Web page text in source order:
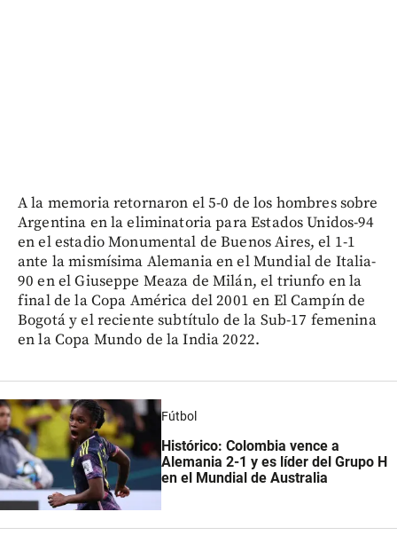
A la memoria retornaron el 5-0 de los hombres sobre
Argentina en la eliminatoria para Estados Unidos-94
en el estadio Monumental de Buenos Aires, el 1-1
ante la mismísima Alemania en el Mundial de Italia-
90 en el Giuseppe Meaza de Milán, el triunfo en la
final de la Copa América del 2001 en El Campín de
Bogotá y el reciente subtítulo de la Sub-17 femenina
en la Copa Mundo de la India 2022.
Fútbol
Histórico: Colombia vence a
Alemania 2-1 y es líder del Grupo H
en el Mundial de Australia